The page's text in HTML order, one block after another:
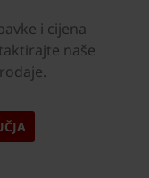
i cijena
naše